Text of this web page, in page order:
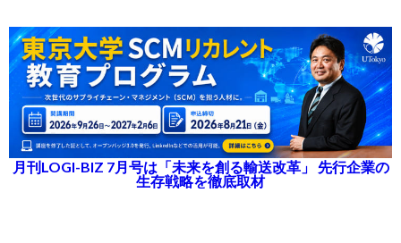
月刊LOGI-BIZ 7月号は「未来を創る輸送改革」 先行企業の
生存戦略を徹底取材